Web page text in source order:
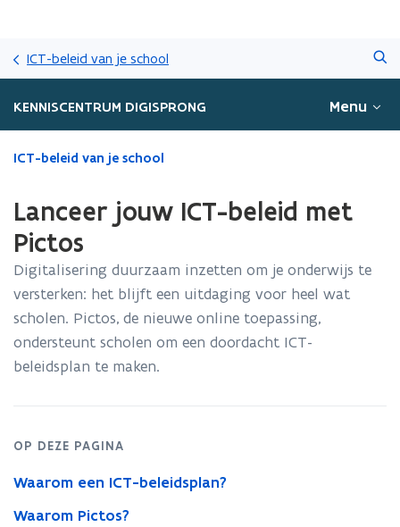
gaan
ICT-beleid van je school
KENNISCENTRUM DIGISPRONG Menu
Gedaan
bevindt
zich
op:
Lanceer
ICT-
beleid
met
ICT-beleid van je school
Lanceer jouw ICT-beleid met
Pictos
Digitalisering duurzaam inzetten om je onderwijs te
versterken: het blijft een uitdaging voor heel wat
scholen. Pictos, de nieuwe online toepassing,
ondersteunt scholen om een doordacht ICT-
beleidsplan te maken.
OP DEZE PAGINA
Waarom een ICT-beleidsplan?
Waarom Pictos?